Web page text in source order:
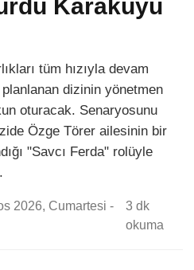
Karakuyu
tüm hızıyla devam
dizinin yönetmen
oturacak. Senaryosunu
Özge Törer ailesinin bir
"Savcı Ferda" rolüyle
2026, Cumartesi -
3 dk
okuma